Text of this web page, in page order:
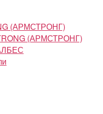
(АРМСТРОНГ)
(АРМСТРОНГ)